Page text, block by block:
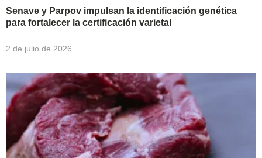
Senave y Parpov impulsan la identificación genética
para fortalecer la certificación varietal
2 de julio de 2026